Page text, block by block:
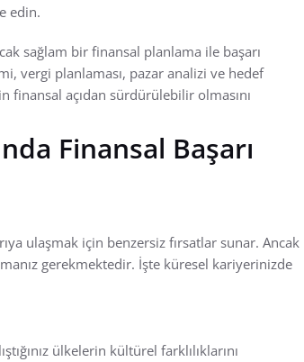
edin.
sağlam bir finansal planlama ile başarı
vergi planlaması, pazar analizi ve hedef
açıdan sürdürülebilir olmasını
Finansal Başarı
ulaşmak için benzersiz fırsatlar sunar. Ancak
gerekmektedir. İşte küresel kariyerinizde
ülkelerin kültürel farklılıklarını